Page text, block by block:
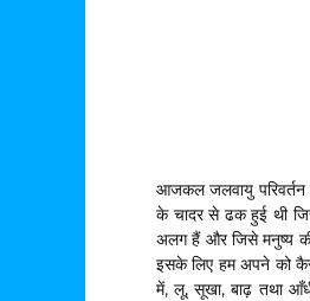
आजकल जलवायु परिवर्तन
के चादर से ढक हुई थी
अलग हैं और जिसे मनुष्य
इसके लिए हम अपने को
में, लू, सूखा, बाढ़ तथा